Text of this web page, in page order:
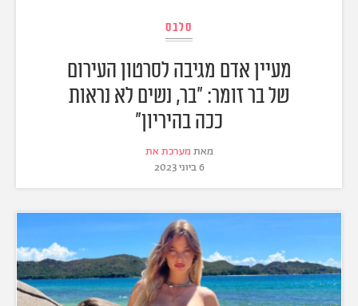
סלבס
מעיין אדם מגיבה לסרטון העירום
של בר זומר: "בר, נשים לא נראות
ככה בהיריון"
מאת מערכת את
6 ביוני 2023